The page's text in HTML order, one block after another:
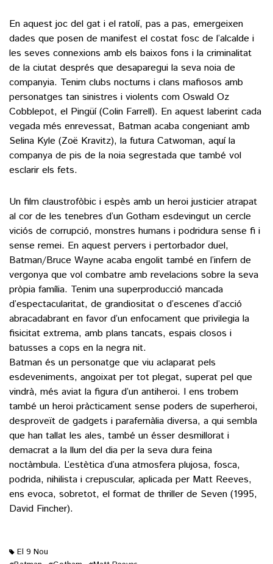
En aquest joc del gat i el ratolí, pas a pas, emergeixen
dades que posen de manifest el costat fosc de l’alcalde i
les seves connexions amb els baixos fons i la criminalitat
de la ciutat després que desaparegui la seva noia de
companyia. Tenim clubs nocturns i clans mafiosos amb
personatges tan sinistres i violents com Oswald Oz
Cobblepot, el Pingüí (Colin Farrell). En aquest laberint cada
vegada més enrevessat, Batman acaba congeniant amb
Selina Kyle (Zoë Kravitz), la futura Catwoman, aquí la
companya de pis de la noia segrestada que també vol
esclarir els fets.
Un film claustrofòbic i espès amb un heroi justicier atrapat
al cor de les tenebres d’un Gotham esdevingut un cercle
viciós de corrupció, monstres humans i podridura sense fi i
sense remei. En aquest pervers i pertorbador duel,
Batman/Bruce Wayne acaba engolit també en l’infern de
vergonya que vol combatre amb revelacions sobre la seva
pròpia família. Tenim una superproducció mancada
d’espectacularitat, de grandiositat o d’escenes d’acció
abracadabrant en favor d’un enfocament que privilegia la
fisicitat extrema, amb plans tancats, espais closos i
batusses a cops en la negra nit.
Batman és un personatge que viu aclaparat pels
esdeveniments, angoixat per tot plegat, superat pel que
vindrà, més aviat la figura d’un antiheroi. I ens trobem
també un heroi pràcticament sense poders de superheroi,
desproveït de gadgets i parafernàlia diversa, a qui sembla
que han tallat les ales, també un ésser desmillorat i
demacrat a la llum del dia per la seva dura feina
noctàmbula. L’estètica d’una atmosfera plujosa, fosca,
podrida, nihilista i crepuscular, aplicada per Matt Reeves,
ens evoca, sobretot, el format de thriller de Seven (1995,
David Fincher).
El 9 Nou